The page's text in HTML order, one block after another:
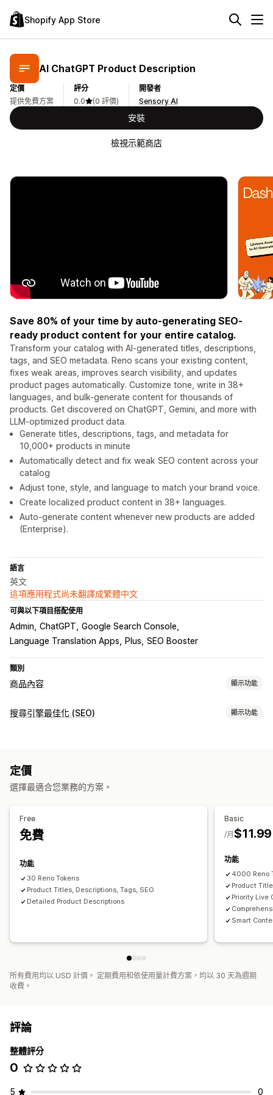
Shopify App Store
AI ChatGPT Product Description
定價
提供免費方案
評分
0.0
(0 評價)
開發者
Sensory AI
安裝
檢視示範商店
Save 80% of your time by auto-generating SEO-
ready product content for your entire catalog.
Transform your catalog with AI-generated titles, descriptions,
tags, and SEO metadata. Reno scans your existing content,
fixes weak areas, improves search visibility, and updates
product pages automatically. Customize tone, write in 38+
languages, and bulk-generate content for thousands of
products. Get discovered on ChatGPT, Gemini, and more with
LLM-optimized product data.
Generate titles, descriptions, tags, and metadata for
10,000+ products in minute
Automatically detect and fix weak SEO content across your
catalog
Adjust tone, style, and language to match your brand voice.
Create localized product content in 38+ languages.
Auto-generate content whenever new products are added
(Enterprise).
語言
英文
這項應用程式尚未翻譯成繁體中文
可與以下項目搭配使用
Admin ChatGPT Google Search Console
Language Translation Apps
Plus SEO Booster
類別
商品內容 顯示功能
內容類型
建立內容
AI 生成內容 指令範本 語氣和風格
搜尋引擎最佳化 (SEO)
商品系列 SEO
搜尋引擎最佳化 (SEO) 顯示功能
本地搜尋引擎最佳化 (SEO)
內容分析
定價
選擇最適合您業務的方案。
Free
免費
功能
30 Reno Tokens
Product Titles, Descriptions, Tags, SEO
Detailed Product Descriptions
Basic
$11.99
/月
功能
4000 Reno
Product
Priority Live
Smart
所有費用均以 USD 計價。 定期費用和依使用量計費方案，均以 30 天為週期
收費。
評論
整體評分
0
5 0